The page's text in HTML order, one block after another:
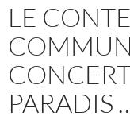
LE
PARADIS